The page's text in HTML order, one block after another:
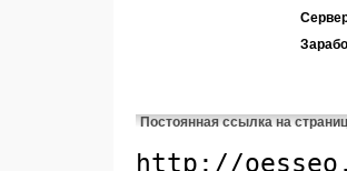
Постоянная ссылка на